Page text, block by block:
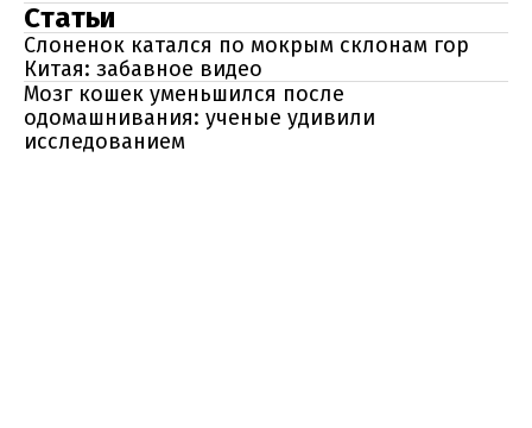
Статьи
Слоненок катался по мокрым склонам гор
Китая: забавное видео
Мозг кошек уменьшился после
одомашнивания: ученые удивили
исследованием